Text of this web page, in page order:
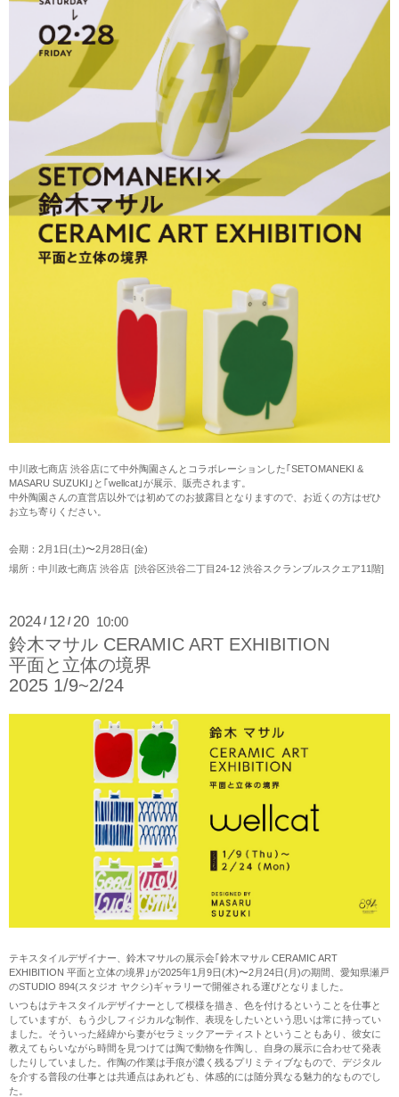
中川政七商店 渋谷店にて中外陶園さんとコラボレーションした｢SETOMANEKI &
MASARU SUZUKI｣と｢wellcat｣が展示、販売されます。
中外陶園さんの直営店以外では初めてのお披露目となりますので、お近くの方はぜひ
お立ち寄りください。
会期：2月1日(土)〜2月28日(金)
場所：中川政七商店 渋谷店 [渋谷区渋谷二丁目24-12 渋谷スクランブルスクエア11階]
2024 / 12 / 20 10:00
鈴木マサル CERAMIC ART EXHIBITION
平面と立体の境界
2025 1/9~2/24
テキスタイルデザイナー、鈴木マサルの展示会｢鈴木マサル CERAMIC ART
EXHIBITION 平面と立体の境界｣が2025年1月9日(木)〜2月24日(月)の期間、愛知県瀬戸
のSTUDIO 894(スタジオ ヤクシ)ギャラリーで開催される運びとなりました。
いつもはテキスタイルデザイナーとして模様を描き、色を付けるということを仕事と
していますが、もう少しフィジカルな制作、表現をしたいという思いは常に持ってい
ました。そういった経緯から妻がセラミックアーティストということもあり、彼女に
教えてもらいながら時間を見つけては陶で動物を作陶し、自身の展示に合わせて発表
したりしていました。作陶の作業は手痕が濃く残るプリミティブなもので、デジタル
を介する普段の仕事とは共通点はあれども、体感的には随分異なる魅力的なものでし
た。